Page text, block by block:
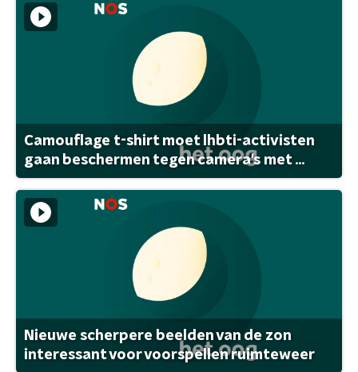
Camouflage t-shirt moet lhbti-activisten
gaan beschermen tegen camera's met ...
Nieuwe scherpere beelden van de zon
interessant voor voorspellen ruimteweer